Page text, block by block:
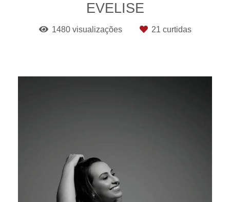
EVELISE
1480visualizações 21 curtidas